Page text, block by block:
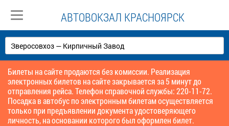
АВТОВОКЗАЛ КРАСНОЯРСК
Билеты на сайте продаются без комиссии. Реализация
электронных билетов на сайте закрывается за 5 минут до
отправления рейса. Телефон справочной службы: 220-11-72.
Посадка в автобус по электронным билетам осуществляется
только при предъявлении документа удостоверяющего
личность, на основании которого был оформлен билет.